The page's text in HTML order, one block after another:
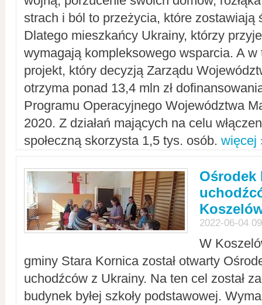
strach i ból to przeżycia, które zostawiają
Dlatego mieszkańcy Ukrainy, którzy
wymagają kompleksowego wsparcia. A w
projekt, który decyzją Zarządu
otrzyma ponad 13,4 mln zł
Programu Operacyjnego Województwa
2020. Z działań mających na celu
społeczną skorzysta 1,5 tys. osób. więcej
Ośrodek
2022-06-04
W
gminy Stara Kornica został otwarty
uchodźców z Ukrainy. Na ten cel został
budynek byłej szkoły podstawowej.